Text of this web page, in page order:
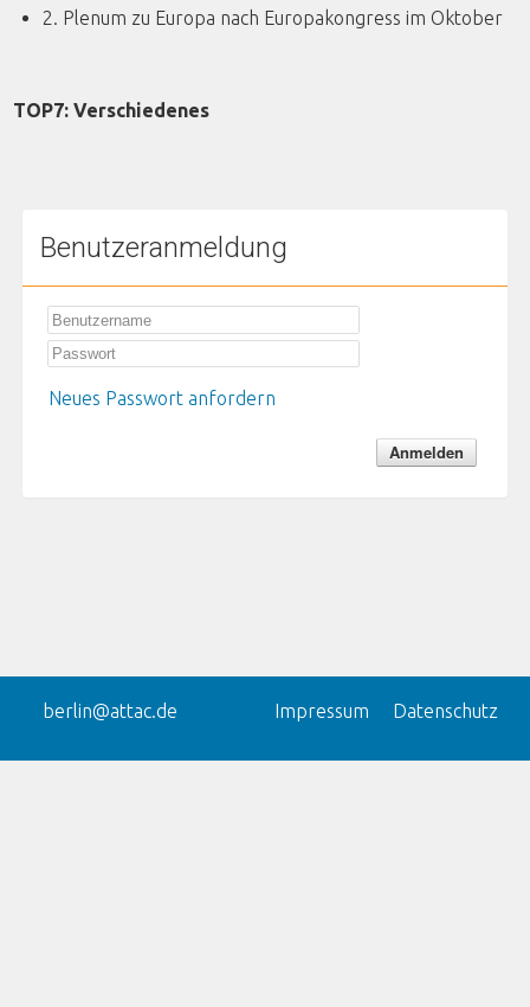
2. Plenum zu Europa nach Europakongress im Oktober
TOP7: Verschiedenes
Benutzeranmeldung
Neues Passwort anfordern
berlin@attac.de Impressum Datenschutz